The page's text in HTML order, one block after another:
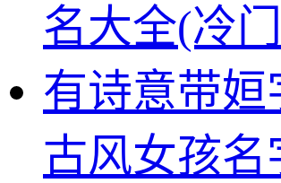
名大全(冷
有诗意带姮
古风女孩名